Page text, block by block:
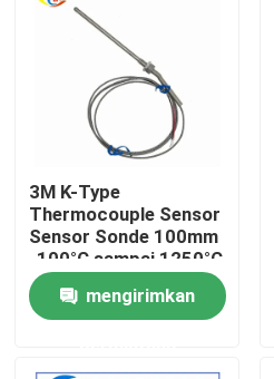
Rumah
3M K-Type
Thermocouple Sensor
Sensor Sonde 100mm
-100°C sampai 1250°C
mengirimkan